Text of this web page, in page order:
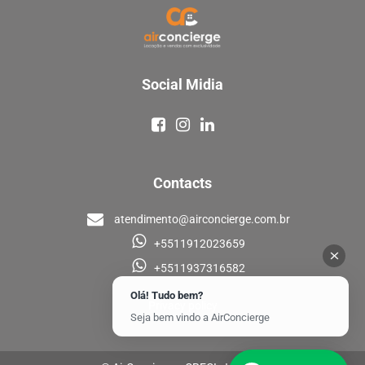
Social Midia
Contacts
atendimento@airconcierge.com.br
+5511912023659
+5511937316582
Olá! Tudo bem?
Seja bem vindo a AirConcierge